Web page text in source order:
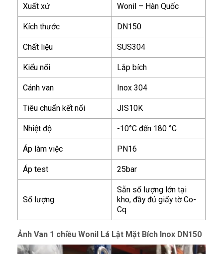
Xuất xứ Wonil – Hàn Quốc
Kích thước DN150
Chất liệu SUS304
Kiểu nối Lắp bích
Cánh van Inox 304
Tiêu chuẩn kết nối JIS10K
Nhiệt độ -10°C đến 180 °C
Áp làm việc PN16
Áp test 25bar
Số lượng
Sẵn số lượng lớn tại
kho, đầy đủ giấy tờ Co-
Cq
Ảnh Van 1 chiều Wonil Lá Lật Mặt Bích Inox DN150